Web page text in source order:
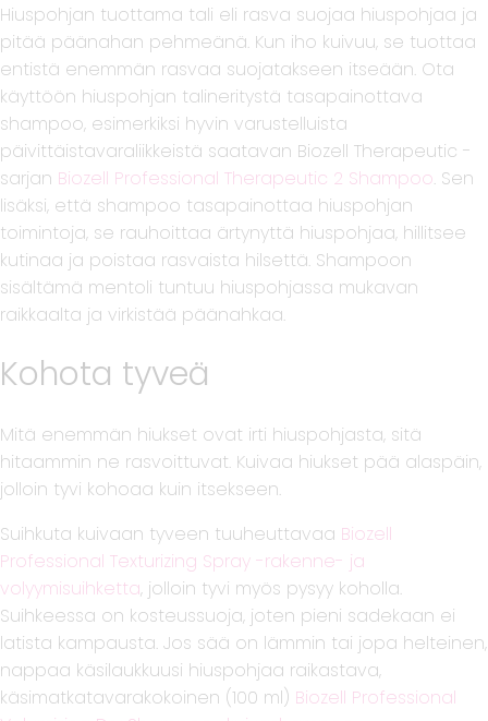
Hiuspohjan tuottama tali eli rasva suojaa hiuspohjaa ja
pitää päänahan pehmeänä. Kun iho kuivuu, se tuottaa
entistä enemmän rasvaa suojatakseen itseään. Ota
käyttöön hiuspohjan talineritystä tasapainottava
shampoo, esimerkiksi hyvin varustelluista
päivittäistavaraliikkeistä saatavan Biozell Therapeutic -
sarjan Biozell Professional Therapeutic 2 Shampoo. Sen
lisäksi, että shampoo tasapainottaa hiuspohjan
toimintoja, se rauhoittaa ärtynyttä hiuspohjaa, hillitsee
kutinaa ja poistaa rasvaista hilsettä. Shampoon
sisältämä mentoli tuntuu hiuspohjassa mukavan
raikkaalta ja virkistää päänahkaa.
Kohota tyveä
Mitä enemmän hiukset ovat irti hiuspohjasta, sitä
hitaammin ne rasvoittuvat. Kuivaa hiukset pää alaspäin,
jolloin tyvi kohoaa kuin itsekseen.
Suihkuta kuivaan tyveen tuuheuttavaa Biozell
Professional Texturizing Spray -rakenne- ja
volyymisuihketta, jolloin tyvi myös pysyy koholla.
Suihkeessa on kosteussuoja, joten pieni sadekaan ei
latista kampausta. Jos sää on lämmin tai jopa helteinen,
nappaa käsilaukkuusi hiuspohjaa raikastava,
käsimatkatavarakokoinen (100 ml) Biozell Professional